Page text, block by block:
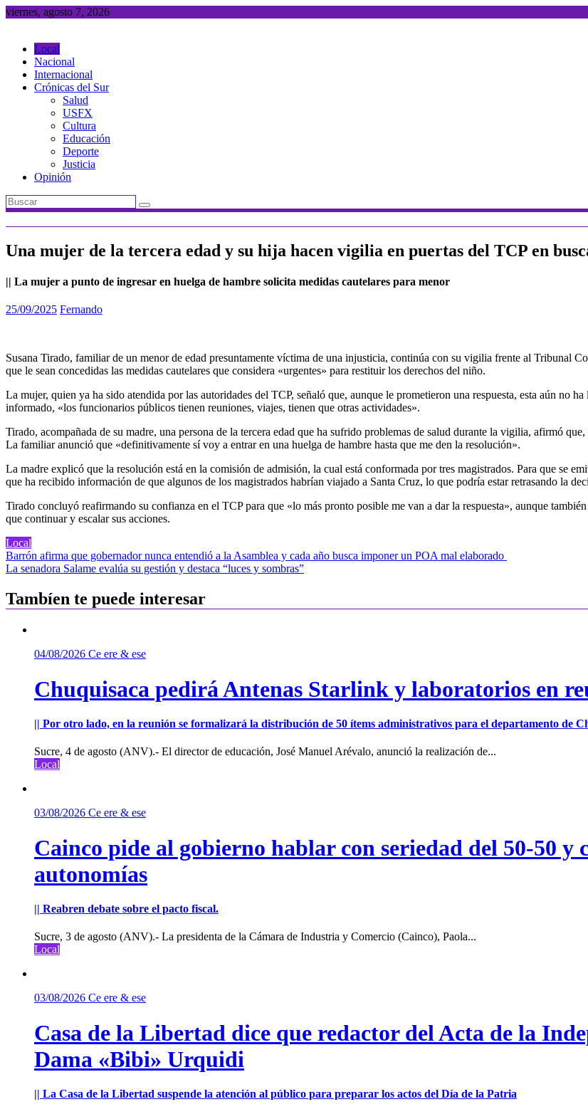
Saltar
viernes, agosto 7, 2026
Local
Nacional
Internacional
Crónicas del Sur
Salud
USFX
Cultura
Educación
Deporte
Justicia
Opinión
Una mujer de la tercera edad y su hija hacen vigilia en puertas del TCP en
|| La mujer a punto de ingresar en huelga de hambre solicita medidas cautelares para menor
25/09/2025 Fernando
Susana Tirado, familiar de un menor de edad presuntamente víctima de una injusticia, continúa con su vigilia frente al Tribunal
que le sean concedidas las medidas cautelares que considera «urgentes» para restituir los derechos del niño.
La mujer, quien ya ha sido atendida por las autoridades del TCP, señaló que, aunque le prometieron una respuesta, esta aún no
informado, «los funcionarios públicos tienen reuniones, viajes, tienen que otras actividades».
Tirado, acompañada de su madre, una persona de la tercera edad que ha sufrido problemas de salud durante la vigilia, afirmó
La familiar anunció que «definitivamente sí voy a entrar en una huelga de hambre hasta que me den la resolución».
La madre explicó que la resolución está en la comisión de admisión, la cual está conformada por tres magistrados. Para que se
que ha recibido información de que algunos de los magistrados habrían viajado a Santa Cruz, lo que podría estar retrasando la
Tirado concluyó reafirmando su confianza en el TCP para que «lo más pronto posible me van a dar la respuesta», aunque
que continuar y escalar sus acciones.
Local
Navegación
de
entradas
Barrón afirma que gobernador nunca entendió a la Asamblea y cada año busca imponer un POA mal elaborado
La senadora Salame evalúa su gestión y destaca “luces y sombras”
Tambíen te puede interesar
04/08/2026 Ce ere & ese
Chuquisaca pedirá Antenas Starlink y laboratorios en
|| Por otro lado, en la reunión se formalizará la distribución de 50 ítems administrativos para el departamento de
Sucre, 4 de agosto (ANV).- El director de educación, José Manuel Arévalo, anunció la realización de...
Local
03/08/2026 Ce ere & ese
Cainco pide al gobierno hablar con seriedad del 50-50 y
autonomías
|| Reabren debate sobre el pacto fiscal.
Sucre, 3 de agosto (ANV).- La presidenta de la Cámara de Industria y Comercio (Cainco), Paola...
Local
03/08/2026 Ce ere & ese
Casa de la Libertad dice que redactor del Acta de la
Dama «Bibi» Urquidi
|| La Casa de la Libertad suspende la atención al público para preparar los actos del Día de la Patria